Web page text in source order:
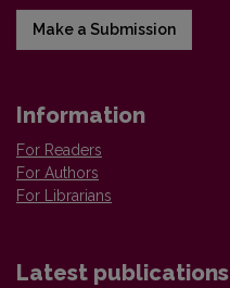
Make a Submission
Information
For Readers
For Authors
For Librarians
Latest publications